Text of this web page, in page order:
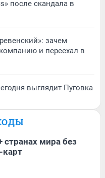
после скандала в
зачем
и переехал в
выглядит Пуговка
странах мира без
карт